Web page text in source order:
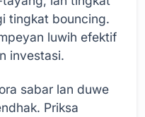
tingkat bouncing.
luwih efektif
investasi.
sabar lan duwe
Priksa